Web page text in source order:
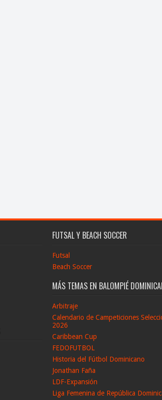
FUTSAL Y BEACH SOCCER
Futsal
Beach Soccer
MÁS TEMAS EN BALOMPIÉ
Arbitraje
Calendario de Campeticiones
2026
Caribbean Cup
FEDOFUTBOL
Historia del Fútbol Dominicano
Jonathan Faña
LDF-Expansión
Liga Femenina de República